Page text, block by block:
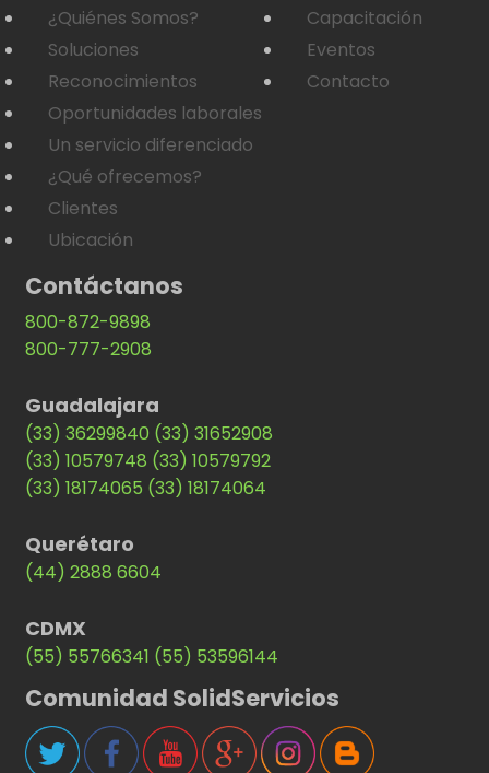
¿Quiénes Somos?
Soluciones
Reconocimientos
Oportunidades laborales
Un servicio diferenciado
¿Qué ofrecemos?
Clientes
Ubicación
Capacitación
Eventos
Contacto
Contáctanos
800-872-9898
800-777-2908
Guadalajara
(33) 36299840 (33) 31652908
(33) 10579748 (33) 10579792
(33) 18174065 (33) 18174064
Querétaro
(44) 2888 6604
CDMX
(55) 55766341 (55) 53596144
Comunidad SolidServicios